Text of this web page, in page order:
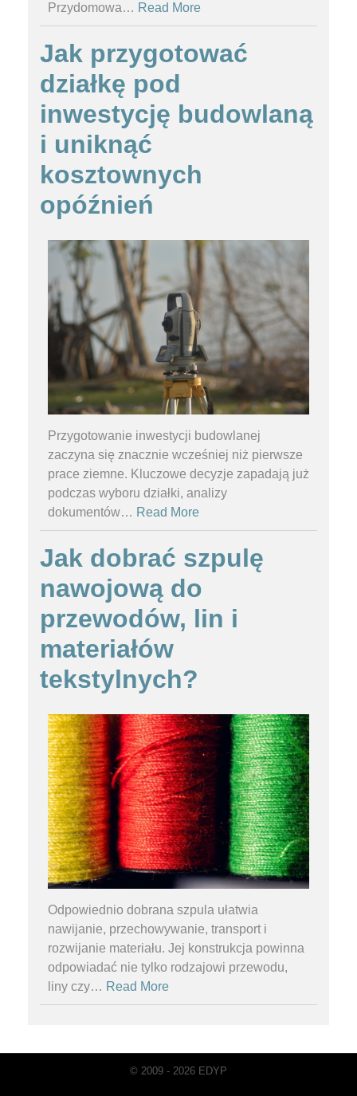
Przydomowa… Read More
Jak przygotować
działkę pod
inwestycję budowlaną
i uniknąć
kosztownych
opóźnień
Przygotowanie inwestycji budowlanej
zaczyna się znacznie wcześniej niż pierwsze
prace ziemne. Kluczowe decyzje zapadają już
podczas wyboru działki, analizy
dokumentów… Read More
Jak dobrać szpulę
nawojową do
przewodów, lin i
materiałów
tekstylnych?
Odpowiednio dobrana szpula ułatwia
nawijanie, przechowywanie, transport i
rozwijanie materiału. Jej konstrukcja powinna
odpowiadać nie tylko rodzajowi przewodu,
liny czy… Read More
© 2009 - 2026 EDYP